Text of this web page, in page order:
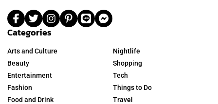
Categories
Arts and Culture
Beauty
Entertainment
Fashion
Food and Drink
Nightlife
Shopping
Tech
Things to Do
Travel